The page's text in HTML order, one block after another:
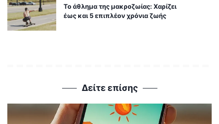
Το άθλημα της μακροζωίας: Χαρίζει
έως και 5 επιπλέον χρόνια ζωής
Δείτε επίσης